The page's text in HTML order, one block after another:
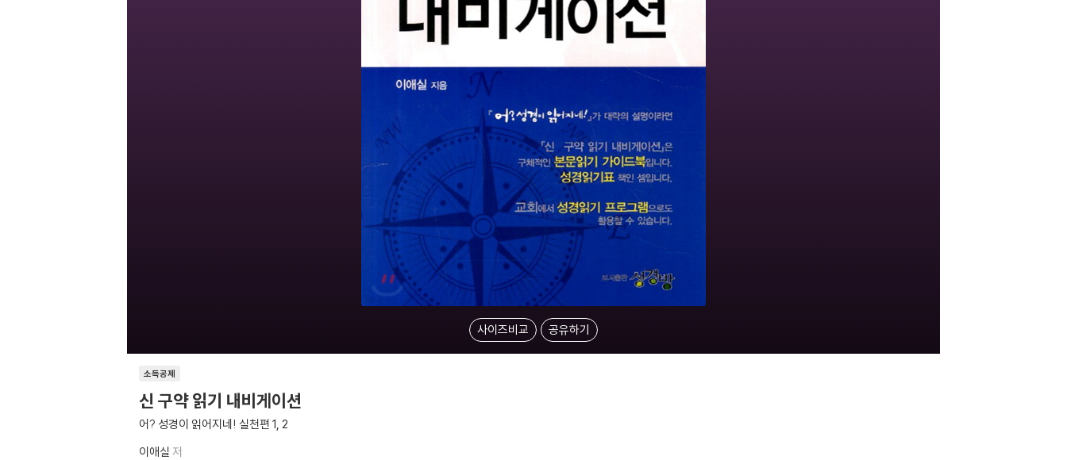
사이즈비교 공유하기
소득공제
신 구약 읽기 내비게이션
어? 성경이 읽어지네! 실천편 1, 2
이애실 저